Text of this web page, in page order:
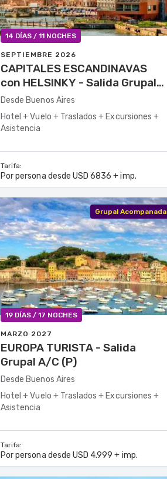
14 DÍAS / 11 NOCHES
SEPTIEMBRE 2026
CAPITALES ESCANDINAVAS
con HELSINKY - Salida Grupal
A/C (P)
Desde Buenos Aires
Hotel + Vuelo + Traslados + Excursiones +
Asistencia
Tarifa:
Por persona desde USD 6836 + imp.
Grupal Acompanada
19 DÍAS / 17 NOCHES
MARZO 2027
EUROPA TURISTA - Salida
Grupal A/C (P)
Desde Buenos Aires
Hotel + Vuelo + Traslados + Excursiones +
Asistencia
Tarifa:
Por persona desde USD 4.999 + imp.